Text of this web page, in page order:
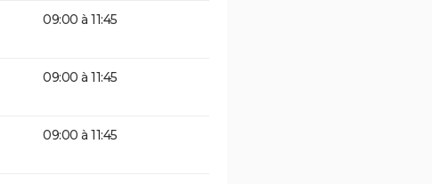
09:00 à 11:45
09:00 à 11:45
09:00 à 11:45